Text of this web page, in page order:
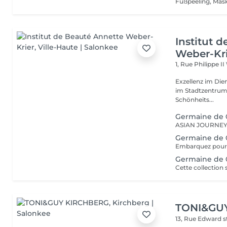
Institut
Weber-
1, Rue Philippe II
Exzellenz im Dienst der
im
Schönheits...
Germaine de
Germaine de
Germaine de
13, Rue Edward